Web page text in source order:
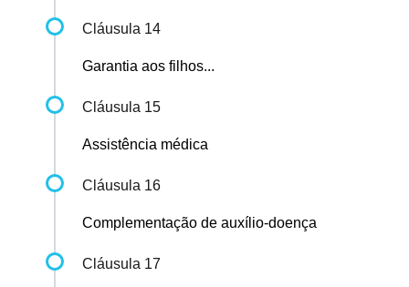
Cláusula 14
Garantia aos filhos...
Cláusula 15
Assistência médica
Cláusula 16
Complementação de auxílio-doença
Cláusula 17